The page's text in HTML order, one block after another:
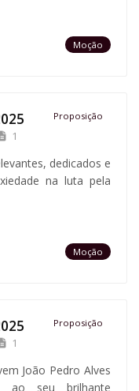
Moção
Proposição
1
dedicados e
na luta pela
Moção
Proposição
1
João Pedro Alves
ao seu brilhante